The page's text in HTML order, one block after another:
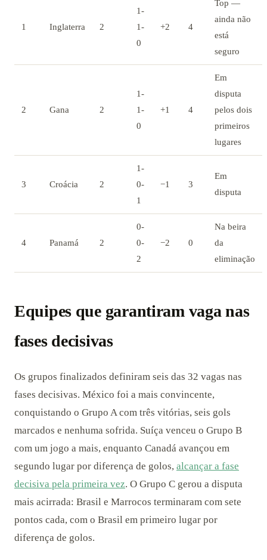
1 Inglaterra 2
1-
1-
0
+2 4
Top —
ainda não
está
seguro
2 Gana 2
1-
1-
0
+1 4
Em
disputa
pelos dois
primeiros
lugares
3 Croácia 2
1-
0-
1
−1 3
Em
disputa
4 Panamá 2
0-
0-
2
−2 0
Na beira
da
eliminação
Equipes que garantiram vaga nas
fases decisivas
Os grupos finalizados definiram seis das 32 vagas nas
fases decisivas. México foi a mais convincente,
conquistando o Grupo A com três vitórias, seis gols
marcados e nenhuma sofrida. Suíça venceu o Grupo B
com um jogo a mais, enquanto Canadá avançou em
segundo lugar por diferença de golos, alcançar a fase
decisiva pela primeira vez. O Grupo C gerou a disputa
mais acirrada: Brasil e Marrocos terminaram com sete
pontos cada, com o Brasil em primeiro lugar por
diferença de golos.